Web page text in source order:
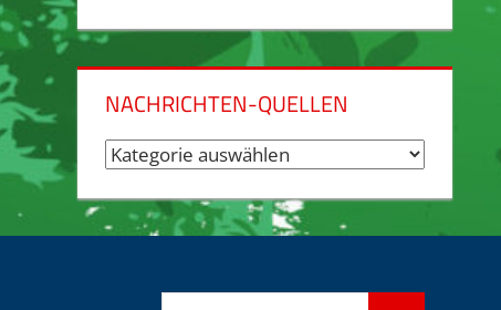
NACHRICHTEN-QUELLEN
Nachrichten-